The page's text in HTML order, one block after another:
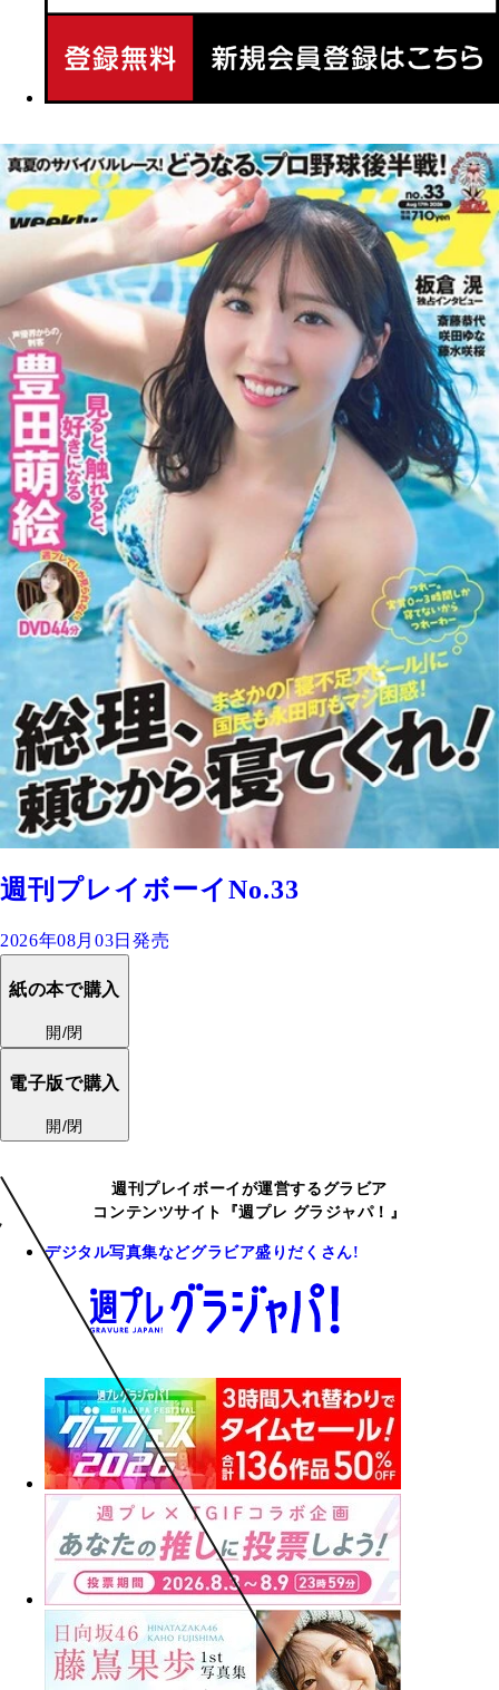
週刊プレイボーイNo.33
2026年08月03日発売
紙の本で購入
開/閉
電子版で購入
開/閉
週刊プレイボーイが運営するグラビア
コンテンツサイト『週プレ グラジャパ！』
デジタル写真集などグラビア盛りだくさん!